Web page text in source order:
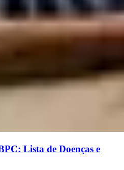
Lista de Doenças e